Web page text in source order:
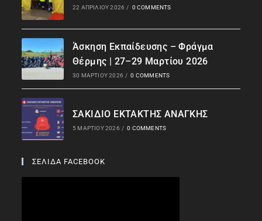
22 ΑΠΡΙΛΊΟΥ 2026 / 0 COMMENTS
Άσκηση Εκπαίδευσης – Φράγμα
Θέρμης | 27–29 Μαρτίου 2026
30 ΜΑΡΤΊΟΥ 2026 / 0 COMMENTS
ΣΑΚΙΔΙΟ ΕΚΤΑΚΤΗΣ ΑΝΑΓΚΗΣ
5 ΜΑΡΤΊΟΥ 2026 / 0 COMMENTS
ΣΕΛΙΔΑ FACEBOOK